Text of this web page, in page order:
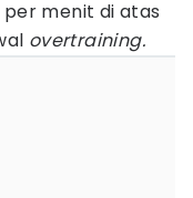
menit di atas
overtraining.